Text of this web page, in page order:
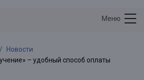
Меню
Новости
– удобный способ оплаты